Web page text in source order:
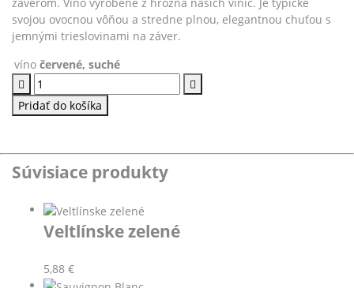
svojou ovocnou vôňou a stredne plnou, elegantnou chuťou s
jemnými trieslovinami na záver.
víno červené, suché
množstvo
Merlot
Pridať do košíka
Súvisiace produkty
Veltlínske zelené
5,88 €